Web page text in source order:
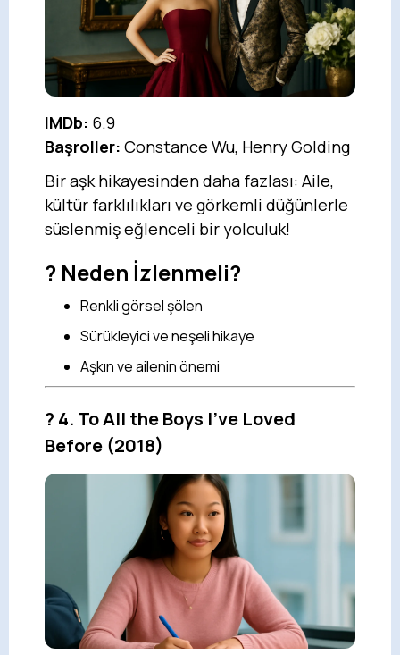
IMDb: 6.9
Başroller: Constance Wu, Henry Golding
Bir aşk hikayesinden daha fazlası: Aile,
kültür farklılıkları ve görkemli düğünlerle
süslenmiş eğlenceli bir yolculuk!
? Neden İzlenmeli?
Renkli görsel şölen
Sürükleyici ve neşeli hikaye
Aşkın ve ailenin önemi
? 4. To All the Boys I've Loved
Before (2018)